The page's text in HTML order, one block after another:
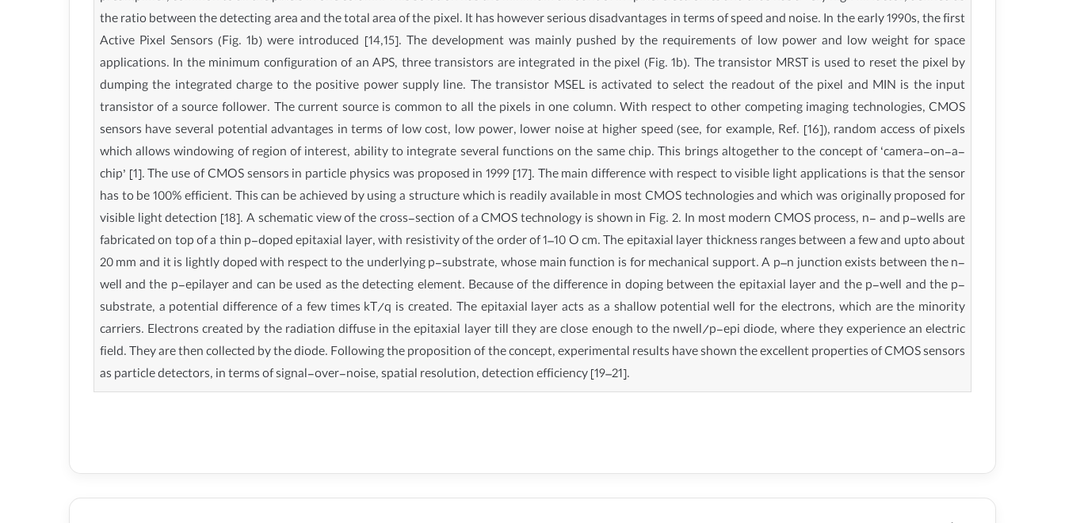
the ratio between the detecting area and the total area of the pixel. It has however serious disadvantages in terms of speed and noise. In the early 1990s, the first
Active Pixel Sensors (Fig. 1b) were introduced [14,15]. The development was mainly pushed by the requirements of low power and low weight for space
applications. In the minimum configuration of an APS, three transistors are integrated in the pixel (Fig. 1b). The transistor MRST is used to reset the pixel by
dumping the integrated charge to the positive power supply line. The transistor MSEL is activated to select the readout of the pixel and MIN is the input
transistor of a source follower. The current source is common to all the pixels in one column. With respect to other competing imaging technologies, CMOS
sensors have several potential advantages in terms of low cost, low power, lower noise at higher speed (see, for example, Ref. [16]), random access of pixels
which allows windowing of region of interest, ability to integrate several functions on the same chip. This brings altogether to the concept of ‘camera-on-a-
chip’ [1]. The use of CMOS sensors in particle physics was proposed in 1999 [17]. The main difference with respect to visible light applications is that the sensor
has to be 100% efficient. This can be achieved by using a structure which is readily available in most CMOS technologies and which was originally proposed for
visible light detection [18]. A schematic view of the cross-section of a CMOS technology is shown in Fig. 2. In most modern CMOS process, n- and p-wells are
fabricated on top of a thin p-doped epitaxial layer, with resistivity of the order of 1–10 O cm. The epitaxial layer thickness ranges between a few and upto about
20 mm and it is lightly doped with respect to the underlying p-substrate, whose main function is for mechanical support. A p–n junction exists between the n-
well and the p-epilayer and can be used as the detecting element. Because of the difference in doping between the epitaxial layer and the p-well and the p-
substrate, a potential difference of a few times kT/q is created. The epitaxial layer acts as a shallow potential well for the electrons, which are the minority
carriers. Electrons created by the radiation diffuse in the epitaxial layer till they are close enough to the nwell/p-epi diode, where they experience an electric
field. They are then collected by the diode. Following the proposition of the concept, experimental results have shown the excellent properties of CMOS sensors
as particle detectors, in terms of signal-over-noise, spatial resolution, detection efficiency [19–21].